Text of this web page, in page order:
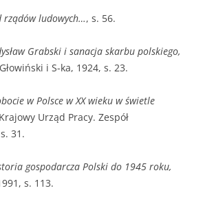
rządów ludowych…, s. 56.
Grabski i sanacja skarbu polskiego,
i S-ka, 1924, s. 23.
w Polsce w XX wieku w świetle
Urząd Pracy. Zespół
31.
gospodarcza Polski do 1945 roku,
s. 113.